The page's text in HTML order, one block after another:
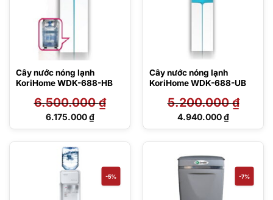
Cây nước nóng lạnh
KoriHome WDK-688-HB
6.500.000₫
Giá
6.500.000 ₫.
6.175.000₫
Giá
tại
là:
6.175.000 ₫.
Cây nước nóng lạnh
KoriHome WDK-688-UB
5.200.000₫
Giá
5.200.000 ₫.
4.940.000₫
Giá
là:
4.940.000 ₫.
-5% -7%